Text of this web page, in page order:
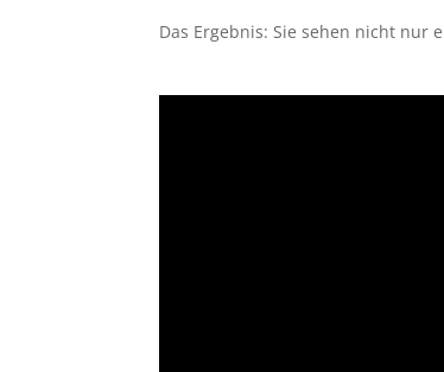
Das Ergebnis: Sie sehen nicht nur